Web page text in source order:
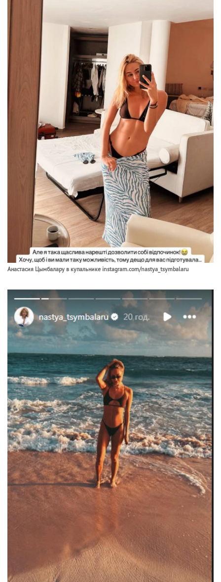
Анастасия Цымбалару в купальнике instagram.com/nastya_tsymbalaru